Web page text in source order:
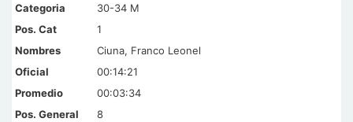
30-34 M
1
Ciuna, Franco Leonel
00:14:21
00:03:34
8